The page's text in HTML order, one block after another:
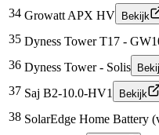
34 Growatt APX HV Bekijk
35 Dyness Tower T17 -
36 Dyness Tower - Solis
37 Saj B2-10.0-HV1 Bekijk
38 SolarEdge Home Battery